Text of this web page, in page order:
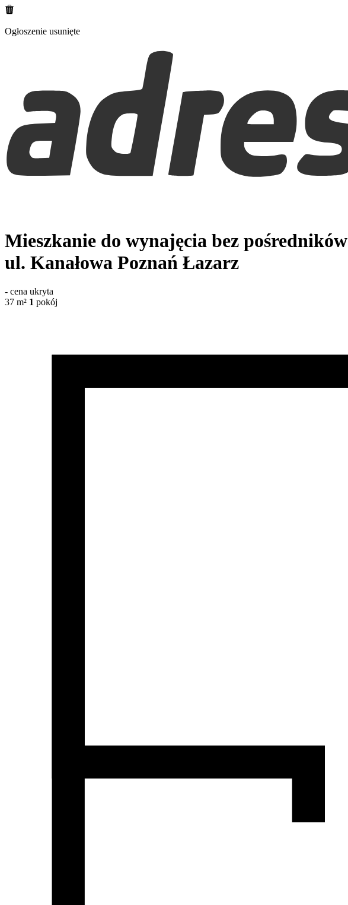
Ogłoszenie usunięte
Mieszkanie do wynajęcia bez pośredników
ul. Kanałowa Poznań Łazarz
- cena ukryta
37 m² 1 pokój